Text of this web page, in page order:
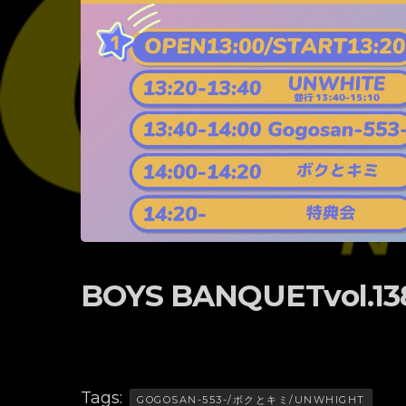
BOYS
Tags: GOGOSAN-553-/ボクとキミ/UNWHIGHT